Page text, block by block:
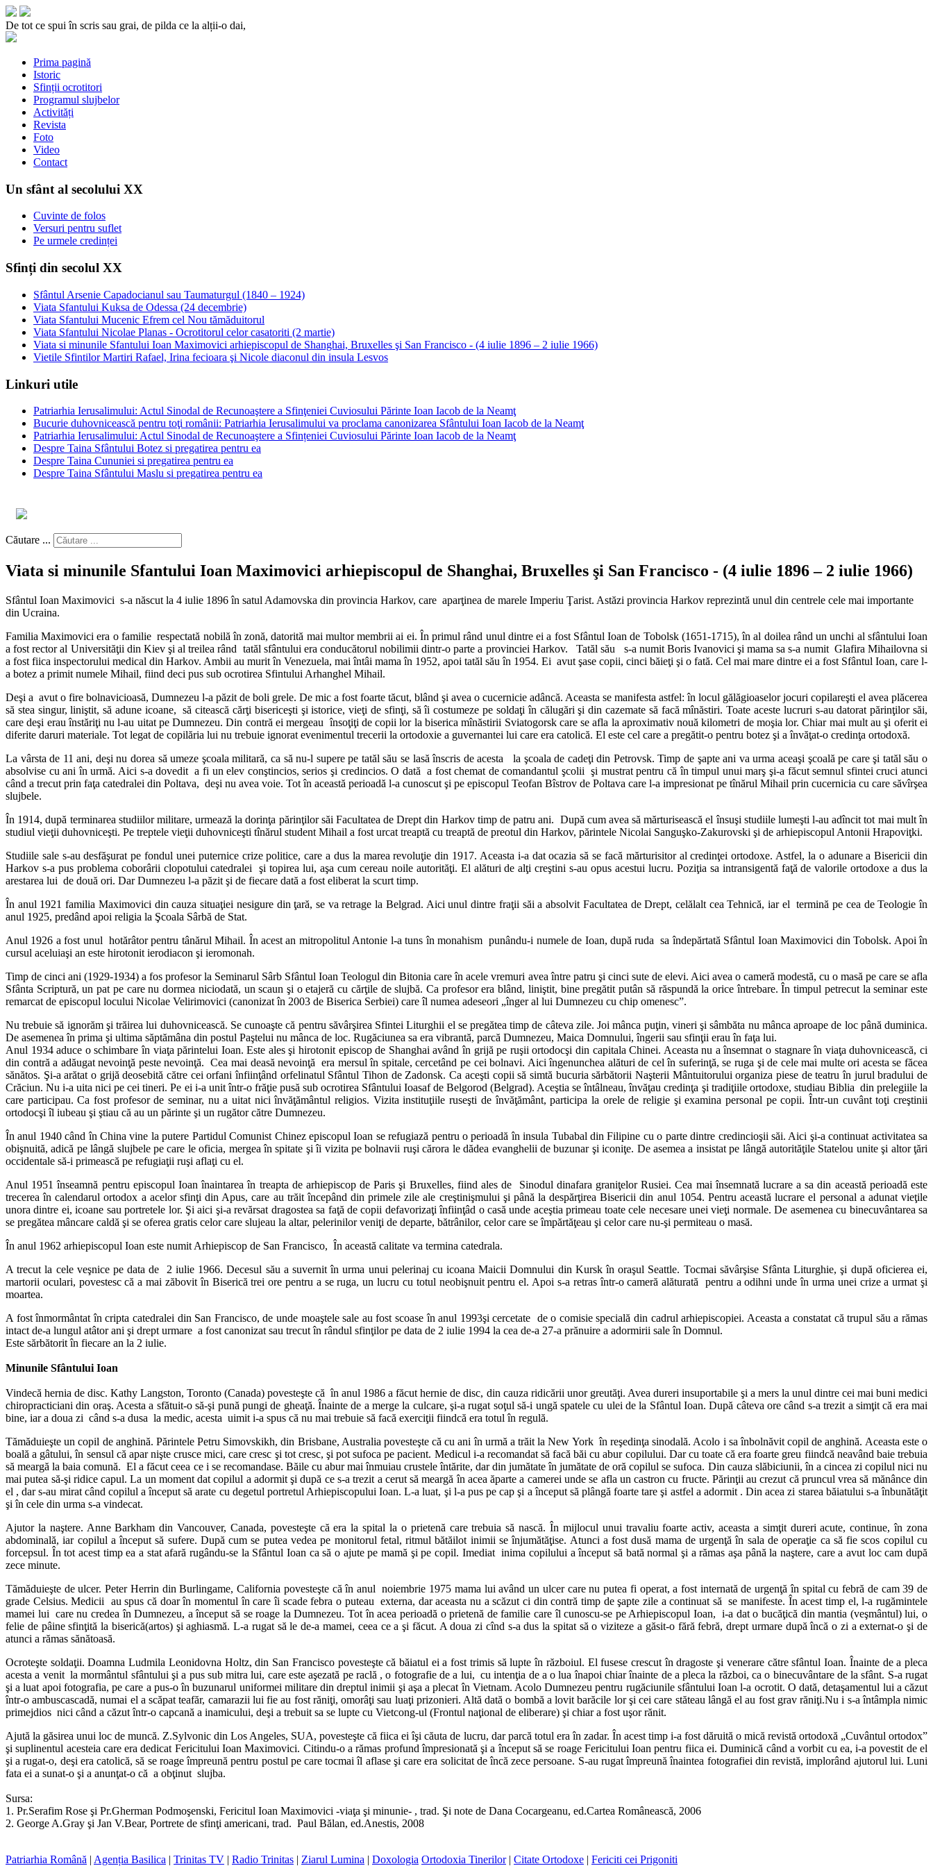
De tot ce spui în scris sau grai, de pilda ce la alții-o dai,
Prima pagină
Istoric
Sfinții ocrotitori
Programul slujbelor
Activități
Revista
Foto
Video
Contact
Un sfânt al secolului XX
Cuvinte de folos
Versuri pentru suflet
Pe urmele credinței
Sfinți din secolul XX
Sfântul Arsenie Capadocianul sau Taumaturgul (1840 – 1924)
Viata Sfantului Kuksa de Odessa (24 decembrie)
Viata Sfantului Mucenic Efrem cel Nou tămăduitorul
Viata Sfantului Nicolae Planas - Ocrotitorul celor casatoriti (2 martie)
Viata si minunile Sfantului Ioan Maximovici arhiepiscopul de Shanghai, Bruxelles şi San Francisco - (4 iulie 1896 – 2 iulie 1966)
Vietile Sfintilor Martiri Rafael, Irina fecioara şi Nicole diaconul din insula Lesvos
Linkuri utile
Patriarhia Ierusalimului: Actul Sinodal de Recunoaştere a Sfinţeniei Cuviosului Părinte Ioan Iacob de la Neamţ
Bucurie duhovnicească pentru toţi românii: Patriarhia Ierusalimului va proclama canonizarea Sfântului Ioan Iacob de la Neamţ
Patriarhia Ierusalimului: Actul Sinodal de Recunoaştere a Sfințeniei Cuviosului Părinte Ioan Iacob de la Neamţ
Despre Taina Sfântului Botez si pregatirea pentru ea
Despre Taina Cununiei si pregatirea pentru ea
Despre Taina Sfântului Maslu si pregatirea pentru ea
Căutare ...
Viata si minunile Sfantului Ioan Maximovici arhiepiscopul de Shanghai, Bruxelles şi San Francisco - (4 iulie 1896 – 2 iulie 1966)
Sfântul Ioan Maximovici s-a născut la 4 iulie 1896 în satul Adamovska din provincia Harkov, care aparţinea de marele Imperiu Ţarist. Astăzi provincia Harkov reprezintă unul din centrele cele mai importante
din Ucraina.
Familia Maximovici era o familie respectată nobilă în zonă, datorită mai multor membrii ai ei. În primul rând unul dintre ei a fost Sfântul Ioan de Tobolsk (1651-1715), în al doilea rând un unchi al sfântului Ioan
a fost rector al Universităţii din Kiev şi al treilea rând tatăl sfântului era conducătorul nobilimii dintr-o parte a provinciei Harkov. Tatăl său s-a numit Boris Ivanovici şi mama sa s-a numit Glafira Mihailovna si
a fost fiica inspectorului medical din Harkov. Ambii au murit în Venezuela, mai întâi mama în 1952, apoi tatăl său în 1954. Ei avut şase copii, cinci băieţi şi o fată. Cel mai mare dintre ei a fost Sfântul Ioan, care l-
a botez a primit numele Mihail, fiind deci pus sub ocrotirea Sfintului Arhanghel Mihail.
Deşi a avut o fire bolnavicioasă, Dumnezeu l-a păzit de boli grele. De mic a fost foarte tăcut, blând şi avea o cucernicie adâncă. Aceasta se manifesta astfel: în locul gălăgioaselor jocuri copilareşti el avea plăcerea
să stea singur, liniştit, să adune icoane, să citească cărţi bisericeşti şi istorice, vieţi de sfinţi, să îi costumeze pe soldaţi în călugări şi din cazemate să facă mînăstiri. Toate aceste lucruri s-au datorat părinţilor săi,
care deşi erau înstăriţi nu l-au uitat pe Dumnezeu. Din contră ei mergeau însoţiţi de copii lor la biserica mînăstirii Sviatogorsk care se afla la aproximativ nouă kilometri de moşia lor. Chiar mai mult au şi oferit ei
diferite daruri materiale. Tot legat de copilăria lui nu trebuie ignorat evenimentul trecerii la ortodoxie a guvernantei lui care era catolică. El este cel care a pregătit-o pentru botez şi a învăţat-o credinţa ortodoxă.
La vârsta de 11 ani, deşi nu dorea să umeze şcoala militară, ca să nu-l supere pe tatăl său se lasă înscris de acesta la şcoala de cadeţi din Petrovsk. Timp de şapte ani va urma aceaşi şcoală pe care şi tatăl său o
absolvise cu ani în urmă. Aici s-a dovedit a fi un elev conştincios, serios şi credincios. O dată a fost chemat de comandantul şcolii şi mustrat pentru că în timpul unui marş şi-a făcut semnul sfintei cruci atunci
când a trecut prin faţa catedralei din Poltava, deşi nu avea voie. Tot în această perioadă l-a cunoscut şi pe episcopul Teofan Bîstrov de Poltava care l-a impresionat pe tînărul Mihail prin cucernicia cu care săvîrşea
slujbele.
În 1914, după terminarea studiilor militare, urmează la dorinţa părinţilor săi Facultatea de Drept din Harkov timp de patru ani. După cum avea să mărturisească el însuşi studiile lumeşti l-au adîncit tot mai mult în
studiul vieţii duhovniceşti. Pe treptele vieţii duhovniceşti tînărul student Mihail a fost urcat treaptă cu treaptă de preotul din Harkov, părintele Nicolai Sanguşko-Zakurovski şi de arhiepiscopul Antonii Hrapoviţki.
Studiile sale s-au desfăşurat pe fondul unei puternice crize politice, care a dus la marea revoluţie din 1917. Aceasta i-a dat ocazia să se facă mărturisitor al credinţei ortodoxe. Astfel, la o adunare a Bisericii din
Harkov s-a pus problema coborârii clopotului catedralei şi topirea lui, aşa cum cereau noile autorităţi. El alături de alţi creştini s-au opus acestui lucru. Poziţia sa intransigentă faţă de valorile ortodoxe a dus la
arestarea lui de două ori. Dar Dumnezeu l-a păzit şi de fiecare dată a fost eliberat la scurt timp.
În anul 1921 familia Maximovici din cauza situaţiei nesigure din ţară, se va retrage la Belgrad. Aici unul dintre fraţii săi a absolvit Facultatea de Drept, celălalt cea Tehnică, iar el termină pe cea de Teologie în
anul 1925, predând apoi religia la Şcoala Sârbă de Stat.
Anul 1926 a fost unul hotărâtor pentru tânărul Mihail. În acest an mitropolitul Antonie l-a tuns în monahism punându-i numele de Ioan, după ruda sa îndepărtată Sfântul Ioan Maximovici din Tobolsk. Apoi în
cursul aceluiaşi an este hirotonit ierodiacon şi ieromonah.
Timp de cinci ani (1929-1934) a fos profesor la Seminarul Sârb Sfântul Ioan Teologul din Bitonia care în acele vremuri avea între patru şi cinci sute de elevi. Aici avea o cameră modestă, cu o masă pe care se afla
Sfânta Scriptură, un pat pe care nu dormea niciodată, un scaun şi o etajeră cu cărţile de slujbă. Ca profesor era blând, liniştit, bine pregătit putân să răspundă la orice întrebare. În timpul petrecut la seminar este
remarcat de episcopul locului Nicolae Velirimovici (canonizat în 2003 de Biserica Serbiei) care îl numea adeseori „înger al lui Dumnezeu cu chip omenesc”.
Nu trebuie să ignorăm şi trăirea lui duhovnicească. Se cunoaşte că pentru săvârşirea Sfintei Liturghii el se pregătea timp de câteva zile. Joi mânca puţin, vineri şi sâmbăta nu mânca aproape de loc până duminica.
De asemenea în prima şi ultima săptămâna din postul Paştelui nu mânca de loc. Rugăciunea sa era vibrantă, parcă Dumnezeu, Maica Domnului, îngerii sau sfinţii erau în faţa lui.
Anul 1934 aduce o schimbare în viaţa părintelui Ioan. Este ales şi hirotonit episcop de Shanghai având în grijă pe ruşii ortodocşi din capitala Chinei. Aceasta nu a însemnat o stagnare în viaţa duhovnicească, ci
din contră a adăugat nevoinţă peste nevoinţă. Cea mai deasă nevoinţă era mersul în spitale, cercetând pe cei bolnavi. Aici îngenunchea alături de cel în suferinţă, se ruga şi de cele mai multe ori acesta se făcea
sănătos. Şi-a arătat o grijă deosebită către cei orfani înfiinţând orfelinatul Sfântul Tihon de Zadonsk. Ca aceşti copii să simtă bucuria sărbătorii Naşterii Mântuitorului organiza piese de teatru în jurul bradului de
Crăciun. Nu i-a uita nici pe cei tineri. Pe ei i-a unit într-o frăţie pusă sub ocrotirea Sfântului Ioasaf de Belgorod (Belgrad). Aceştia se întâlneau, învăţau credinţa şi tradiţiile ortodoxe, studiau Biblia din prelegiile la
care participau. Ca fost profesor de seminar, nu a uitat nici învăţământul religios. Vizita instituţiile ruseşti de învăţământ, participa la orele de religie şi examina personal pe copii. Într-un cuvânt toţi creştinii
ortodocşi îl iubeau şi ştiau că au un părinte şi un rugător către Dumnezeu.
În anul 1940 când în China vine la putere Partidul Comunist Chinez episcopul Ioan se refugiază pentru o perioadă în insula Tubabal din Filipine cu o parte dintre credincioşii săi. Aici şi-a continuat activitatea sa
obişnuită, adică pe lângă slujbele pe care le oficia, mergea în spitate şi îi vizita pe bolnavii ruşi cărora le dădea evanghelii de buzunar şi iconiţe. De asemea a insistat pe lângă autorităţile Statelou unite şi altor ţări
occidentale să-i primească pe refugiaţii ruşi aflaţi cu el.
Anul 1951 înseamnă pentru episcopul Ioan înaintarea în treapta de arhiepiscop de Paris şi Bruxelles, fiind ales de Sinodul dinafara graniţelor Rusiei. Cea mai însemnată lucrare a sa din această perioadă este
trecerea în calendarul ortodox a acelor sfinţi din Apus, care au trăit începând din primele zile ale creştinişmului şi până la despărţirea Bisericii din anul 1054. Pentru această lucrare el personal a adunat vieţile
unora dintre ei, icoane sau portretele lor. Şi aici şi-a revărsat dragostea sa faţă de copii defavorizaţi înfiinţâd o casă unde aceştia primeau toate cele necesare unei vieţi normale. De asemenea cu binecuvântarea sa
se pregătea mâncare caldă şi se oferea gratis celor care slujeau la altar, pelerinilor veniţi de departe, bătrânilor, celor care se împărtăţeau şi celor care nu-şi permiteau o masă.
În anul 1962 arhiepiscopul Ioan este numit Arhiepiscop de San Francisco, În această calitate va termina catedrala.
A trecut la cele veşnice pe data de 2 iulie 1966. Decesul său a suvernit în urma unui pelerinaj cu icoana Maicii Domnului din Kursk în oraşul Seattle. Tocmai săvârşise Sfânta Liturghie, şi după oficierea ei,
martorii oculari, povestesc că a mai zăbovit în Biserică trei ore pentru a se ruga, un lucru cu totul neobişnuit pentru el. Apoi s-a retras într-o cameră alăturată pentru a odihni unde în urma unei crize a urmat şi
moartea.
A fost înmormântat în cripta catedralei din San Francisco, de unde moaştele sale au fost scoase în anul 1993şi cercetate de o comisie specială din cadrul arhiepiscopiei. Aceasta a constatat că trupul său a rămas
intact de-a lungul atâtor ani şi drept urmare a fost canonizat sau trecut în rândul sfinţilor pe data de 2 iulie 1994 la cea de-a 27-a prănuire a adormirii sale în Domnul.
Este sărbătorit în fiecare an la 2 iulie.
Minunile Sfântului Ioan
Vindecă hernia de disc. Kathy Langston, Toronto (Canada) povesteşte că în anul 1986 a făcut hernie de disc, din cauza ridicării unor greutăţi. Avea dureri insuportabile şi a mers la unul dintre cei mai buni medici
chiropracticiani din oraş. Acesta a sfătuit-o să-şi pună pungi de gheaţă. Înainte de a merge la culcare, şi-a rugat soţul să-i ungă spatele cu ulei de la Sfântul Ioan. După câteva ore când s-a trezit a simţit că era mai
bine, iar a doua zi când s-a dusa la medic, acesta uimit i-a spus că nu mai trebuie să facă exerciţii fiindcă era totul în regulă.
Tămăduieşte un copil de anghină. Părintele Petru Simovskikh, din Brisbane, Australia povesteşte că cu ani în urmă a trăit la New York în reşedinţa sinodală. Acolo i sa înbolnăvit copil de anghină. Aceasta este o
boală a gâtului, în sensul că apar nişte crusce mici, care cresc şi tot cresc, şi pot sufoca pe pacient. Medicul i-a recomandat să facă băi cu abur copilului. Dar cu toate că era foarte greu fiindcă neavând baie trebuia
să meargă la baia comună. El a făcut ceea ce i se recomandase. Băile cu abur mai înmuiau crustele întărite, dar din jumătate în jumătate de oră copilul se sufoca. Din cauza slăbiciunii, în a cincea zi copilul nici nu
mai putea să-şi ridice capul. La un moment dat copilul a adormit şi după ce s-a trezit a cerut să meargă în acea ăparte a camerei unde se afla un castron cu fructe. Părinţii au crezut că pruncul vrea să mănânce din
el , dar s-au mirat când copilul a început să arate cu degetul portretul Arhiepiscopului Ioan. L-a luat, şi l-a pus pe cap şi a început să plângă foarte tare şi astfel a adormit . Din acea zi starea băiatului s-a înbunătăţit
şi în cele din urma s-a vindecat.
Ajutor la naştere. Anne Barkham din Vancouver, Canada, povesteşte că era la spital la o prietenă care trebuia să nască. În mijlocul unui travaliu foarte activ, aceasta a simţit dureri acute, continue, în zona
abdominală, iar copilul a început să sufere. După cum se putea vedea pe monitorul fetal, ritmul bătăilot inimii se înjumătăţise. Atunci a fost dusă mama de urgenţă în sala de operaţie ca să fie scos copilul cu
forcepsul. În tot acest timp ea a stat afară rugându-se la Sfântul Ioan ca să o ajute pe mamă şi pe copil. Imediat inima copilului a început să bată normal şi a rămas aşa până la naştere, care a avut loc cam după
zece minute.
Tămăduieşte de ulcer. Peter Herrin din Burlingame, California povesteşte că în anul noiembrie 1975 mama lui având un ulcer care nu putea fi operat, a fost internată de urgenţă în spital cu febră de cam 39 de
grade Celsius. Medicii au spus că doar în momentul în care îi scade febra o puteau externa, dar aceasta nu a scăzut ci din contră timp de şapte zile a continuat să se manifeste. În acest timp el, l-a rugămintele
mamei lui care nu credea în Dumnezeu, a început să se roage la Dumnezeu. Tot în acea perioadă o prietenă de familie care îl cunoscu-se pe Arhiepiscopul Ioan, i-a dat o bucăţică din mantia (veşmântul) lui, o
felie de pâine sfinţită la biserică(artos) şi aghiasmă. L-a rugat să le de-a mamei, ceea ce a şi făcut. A doua zi cînd s-a dus la spitat să o viziteze a găsit-o fără febră, drept urmare după încă o zi a externat-o şi de
atunci a rămas sănătoasă.
Ocroteşte soldaţii. Doamna Ludmila Leonidovna Holtz, din San Francisco povesteşte că băiatul ei a fost trimis să lupte în războiul. El fusese crescut în dragoste şi venerare către sfântul Ioan. Înainte de a pleca
acesta a venit la mormântul sfântului şi a pus sub mitra lui, care este aşezată pe raclă , o fotografie de a lui, cu intenţia de a o lua înapoi chiar înainte de a pleca la război, ca o binecuvântare de la sfânt. S-a rugat
şi a luat apoi fotografia, pe care a pus-o în buzunarul uniformei militare din dreptul inimii şi aşa a plecat în Vietnam. Acolo Dumnezeu pentru rugăciunile sfântului Ioan l-a ocrotit. O dată, detaşamentul lui a căzut
într-o ambuscascadă, numai el a scăpat teafăr, camarazii lui fie au fost răniţi, omorâţi sau luaţi prizonieri. Altă dată o bombă a lovit barăcile lor şi cei care stăteau lângă el au fost grav răniţi.Nu i s-a întâmpla nimic
primejdios nici când a căzut într-o capcană a inamicului, deşi a trebuit sa se lupte cu Vietcong-ul (Frontul naţional de eliberare) şi chiar a fost uşor rănit.
Ajută la găsirea unui loc de muncă. Z.Sylvonic din Los Angeles, SUA, povesteşte că fiica ei îşi căuta de lucru, dar parcă totul era în zadar. În acest timp i-a fost dăruită o mică revistă ortodoxă „Cuvântul ortodox”
şi suplinentul acesteia care era dedicat Fericitului Ioan Maximovici. Citindu-o a rămas profund împresionată şi a început să se roage Fericitului Ioan pentru fiica ei. Duminică când a vorbit cu ea, i-a povestit de el
şi a rugat-o, deşi era catolică, să se roage împreună pentru postul pe care tocmai îl aflase şi care era solicitat de încă zece persoane. S-au rugat împreună înaintea fotografiei din revistă, implorând ajutorul lui. Luni
fata ei a sunat-o şi a anunţat-o că a obţinut slujba.
Sursa:
1. Pr.Serafim Rose şi Pr.Gherman Podmoşenski, Fericitul Ioan Maximovici -viaţa şi minunie- , trad. Şi note de Dana Cocargeanu, ed.Cartea Românească, 2006
2. George A.Gray şi Jan V.Bear, Portrete de sfinţi americani, trad. Paul Bălan, ed.Anestis, 2008
Patriarhia Română | Agenția Basilica | Trinitas TV | Radio Trinitas | Ziarul Lumina | Doxologia Ortodoxia Tinerilor| Citate Ortodoxe | Fericiti cei Prigoniti